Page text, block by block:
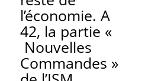
l’économie. A
42, la partie «
Nouvelles
Commandes »